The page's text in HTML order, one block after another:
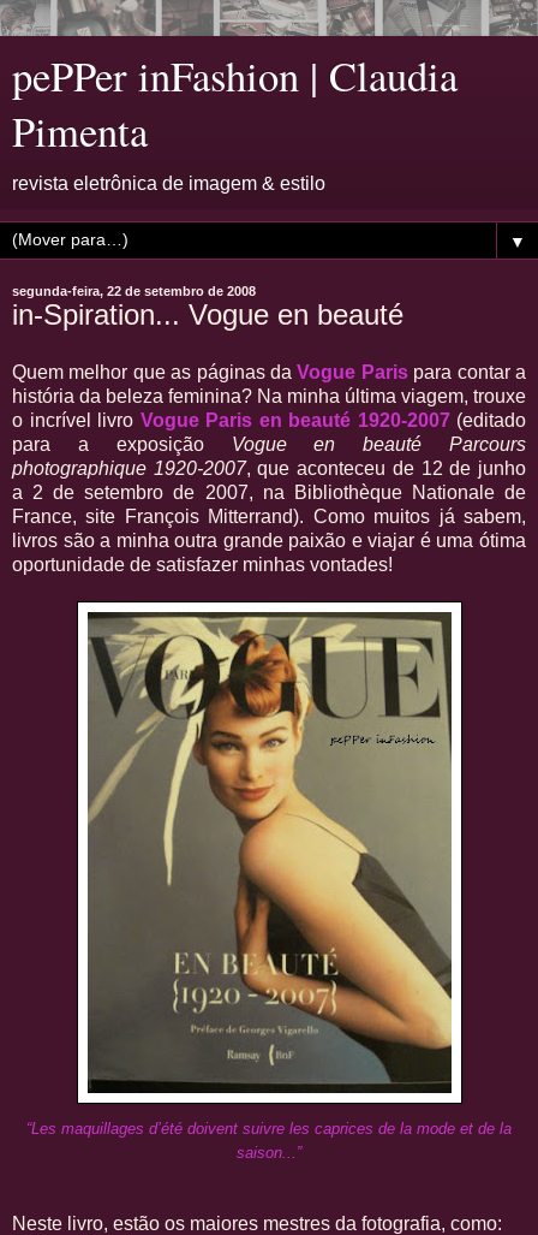
pePPer inFashion | Claudia
Pimenta
revista eletrônica de imagem & estilo
▼
segunda-feira, 22 de setembro de 2008
in-Spiration... Vogue en beauté
Quem melhor que as páginas daVogue Parispara contar a
história da beleza feminina? Na minha última viagem, trouxe
o incrível livro Vogue Paris en beauté 1920-2007(editado
para a exposição Vogue en beauté Parcours
photographique 1920-2007, que aconteceu de 12 de junho
a 2 de setembro de 2007, na Bibliothèque Nationale de
France, site François Mitterrand). Como muitos já sabem,
livros são a minha outra grande paixão e viajar é uma ótima
oportunidade de satisfazer minhas vontades!
“Les maquillages d’été doivent suivre les caprices de la mode et de la
saison...”
Neste livro, estão os maiores mestres da fotografia, como: